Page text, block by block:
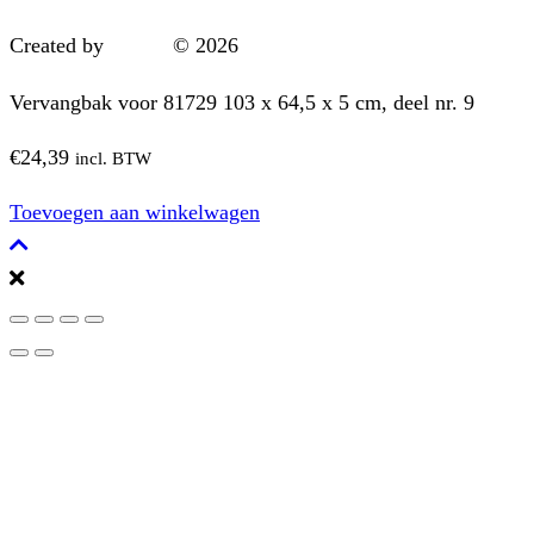
Created by © 2026
Vervangbak voor 81729 103 x 64,5 x 5 cm, deel nr. 9
€24,39 incl. BTW
Toevoegen aan winkelwagen